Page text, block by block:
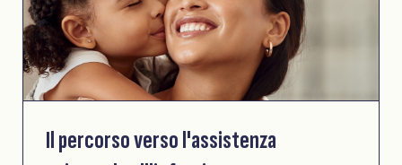
Il percorso verso l'assistenza